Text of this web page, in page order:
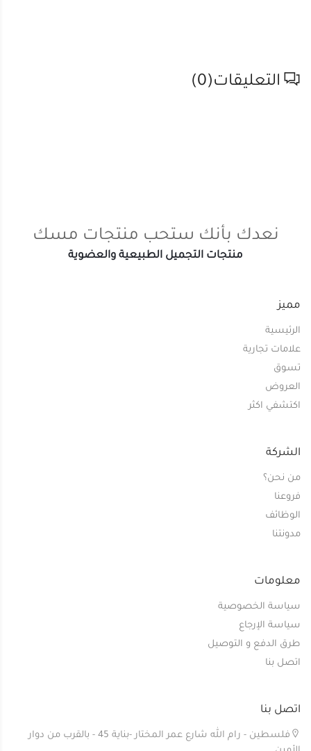
التعليقات(0
)
نعدك بأنك ستحب منتجات مسك
منتجات التجميل الطبيعية والعضوية
مميز
الرئيسية
علامات تجارية
تسوق
العروض
اكتشفي اكثر
الشركة
من نحن؟
فروعنا
الوظائف
مدونتنا
معلومات
سياسة الخصوصية
سياسة الإرجاع
طرق الدفع و التوصيل
اتصل بنا
اتصل بنا
فلسطين - رام الله شارع عمر المختار -بناية 45 - بالقرب من دوار